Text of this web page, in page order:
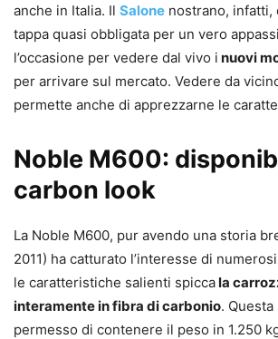
anche in Italia. Il Salone nostrano, infatti,
tappa quasi obbligata per un vero
l’occasione per vedere dal vivo i nuovi
per arrivare sul mercato. Vedere da
permette anche di apprezzarne le
Noble M600:
carbon look
La Noble M600, pur avendo una storia
2011) ha catturato l’interesse di
le caratteristiche salienti spiccala
interamente in fibra di carbonio.
permesso di contenere il peso in 1.250